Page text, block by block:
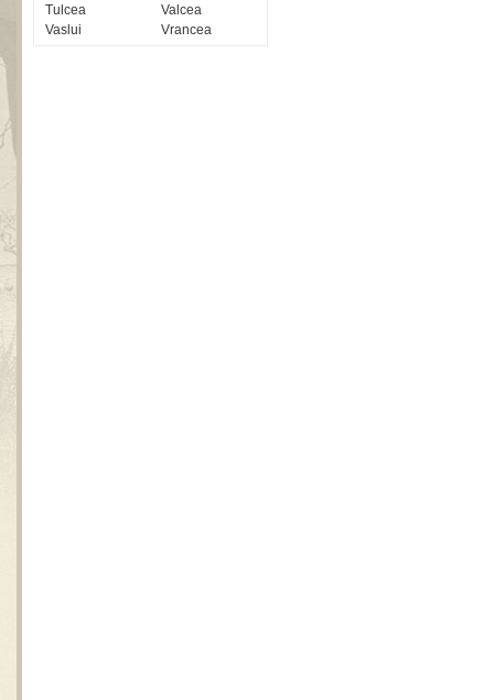
Tulcea
Valcea
Vaslui
Vrancea